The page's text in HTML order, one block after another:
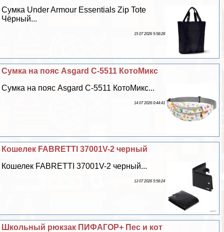
Сумка Under Armour Essentials Zip Tote
Чёрный...
15 07 2026 5:58:28
Сумка на пояс Asgard С-5511 КотоМикс
Сумка на пояс Asgard С-5511 КотоМикс...
14 07 2026 0:44:41
Кошелек FABRETTI 37001V-2 черный
Кошелек FABRETTI 37001V-2 черный...
13 07 2026 5:56:24
Школьный рюкзак ПИФАГОР+ Пес и кот